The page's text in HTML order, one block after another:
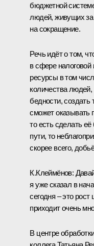
бюджетной
людей, живущих за
на сокращение.
Речь идёт о том,
в сфере налоговой
ресурсы в том
количества людей,
бедности, создать
сможет оказывать
то есть сделать
пути, то
скорее всего,
К.Клеймёнов:
я уже сказал в
сегодня – это
приходит очень
В центре